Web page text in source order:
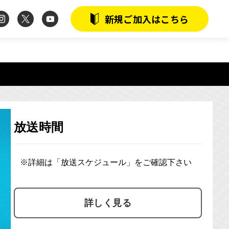
instagramtwitter youtube 新規ご加入はこちら
放送時間
※詳細は「放送スケジュール」をご確認下さい
詳しく見る